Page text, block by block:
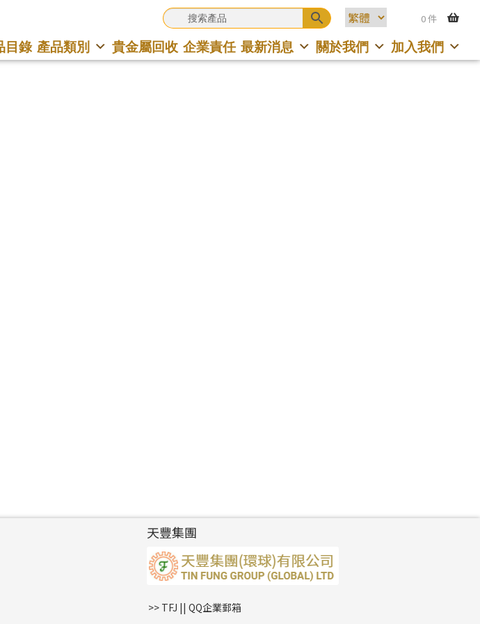
0 件
目錄 產品類別 貴金屬回收 企業責任 最新消息 關於我們 加入我們
天豐集團
>> TFJ || QQ企業郵箱